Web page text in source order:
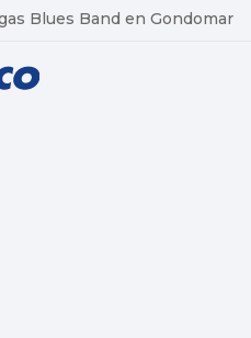
Blues Band en Gondomar